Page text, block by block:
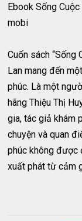
Ebook Sống
mobi
Cuốn sách “Sống
Lan mang đến
phúc. Là một
hãng Thiệu Thị
gia, tác giả khám
chuyện và quan
phúc không được
xuất phát từ cảm